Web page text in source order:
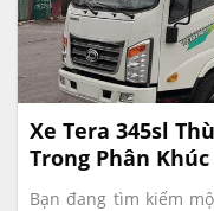
Xe Tera 345sl
Trong Phân Khúc
Bạn đang tìm kiếm